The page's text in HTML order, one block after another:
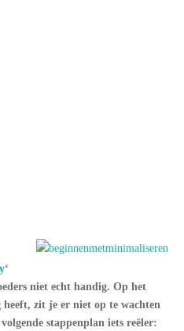
‘
niet echt handig. Op het
zit je er niet op te wachten
stappenplan iets reëler: